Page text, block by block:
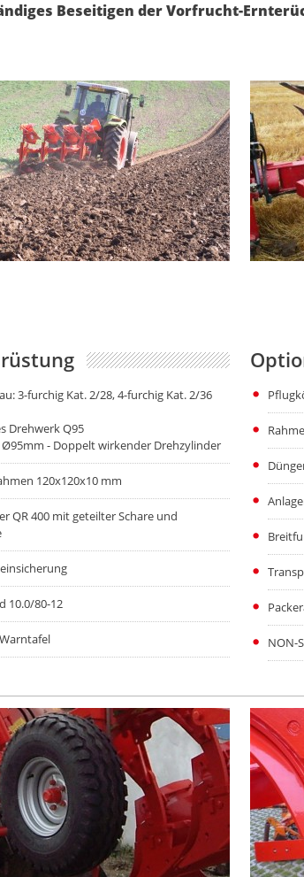
Beseitigen der Vorfrucht-
3-furchig Kat. 2/28, 4-furchig Kat. 2/36
Drehwerk Q95
Ø95mm - Doppelt wirkender Drehzylinder
120x120x10 mm
QR 400 mit geteilter Schare und
10.0/80-12
NON-